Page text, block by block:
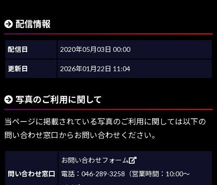
配信情報
配信日 2020年05月03日 00:00
更新日 2026年01月22日 11:04
写真のご利用に関して
当ページに掲載されている写真のご利用に関しては以下の
問い合わせ窓口からお問い合わせください。
問い合わせ窓口
お問い合わせフォーム
電話：046-289-3258（営業時間：10:00～